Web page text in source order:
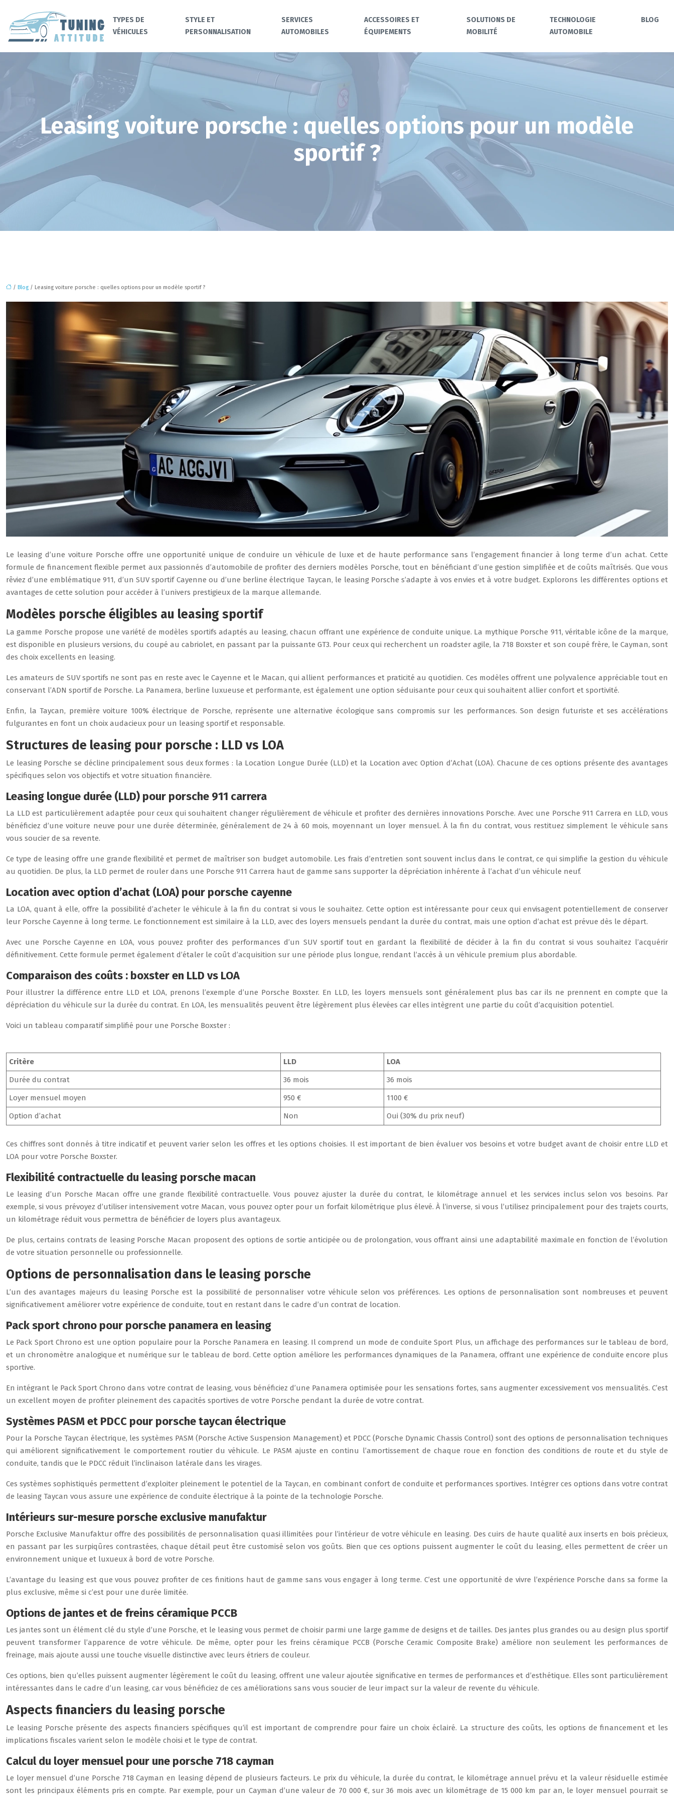
TYPES DE
VÉHICULES
STYLE ET
PERSONNALISATION
SERVICES
AUTOMOBILES
ACCESSOIRES ET
ÉQUIPEMENTS
SOLUTIONS DE
MOBILITÉ
TECHNOLOGIE
AUTOMOBILE
BLOG
Leasing voiture porsche : quelles options pour un modèle
sportif ?
/ Blog / Leasing voiture porsche : quelles options pour un modèle sportif ?
Le leasing d’une voiture Porsche offre une opportunité unique de conduire un véhicule de luxe et de haute performance sans l’engagement financier à long terme d’un achat. Cette
formule de financement flexible permet aux passionnés d’automobile de profiter des derniers modèles Porsche, tout en bénéficiant d’une gestion simplifiée et de coûts maîtrisés. Que vous
rêviez d’une emblématique 911, d’un SUV sportif Cayenne ou d’une berline électrique Taycan, le leasing Porsche s’adapte à vos envies et à votre budget. Explorons les différentes options et
avantages de cette solution pour accéder à l’univers prestigieux de la marque allemande.
Modèles porsche éligibles au leasing sportif
La gamme Porsche propose une variété de modèles sportifs adaptés au leasing, chacun offrant une expérience de conduite unique. La mythique Porsche 911, véritable icône de la marque,
est disponible en plusieurs versions, du coupé au cabriolet, en passant par la puissante GT3. Pour ceux qui recherchent un roadster agile, la 718 Boxster et son coupé frère, le Cayman, sont
des choix excellents en leasing.
Les amateurs de SUV sportifs ne sont pas en reste avec le Cayenne et le Macan, qui allient performances et praticité au quotidien. Ces modèles offrent une polyvalence appréciable tout en
conservant l’ADN sportif de Porsche. La Panamera, berline luxueuse et performante, est également une option séduisante pour ceux qui souhaitent allier confort et sportivité.
Enfin, la Taycan, première voiture 100% électrique de Porsche, représente une alternative écologique sans compromis sur les performances. Son design futuriste et ses accélérations
fulgurantes en font un choix audacieux pour un leasing sportif et responsable.
Structures de leasing pour porsche : LLD vs LOA
Le leasing Porsche se décline principalement sous deux formes : la Location Longue Durée (LLD) et la Location avec Option d’Achat (LOA). Chacune de ces options présente des avantages
spécifiques selon vos objectifs et votre situation financière.
Leasing longue durée (LLD) pour porsche 911 carrera
La LLD est particulièrement adaptée pour ceux qui souhaitent changer régulièrement de véhicule et profiter des dernières innovations Porsche. Avec une Porsche 911 Carrera en LLD, vous
bénéficiez d’une voiture neuve pour une durée déterminée, généralement de 24 à 60 mois, moyennant un loyer mensuel. À la fin du contrat, vous restituez simplement le véhicule sans
vous soucier de sa revente.
Ce type de leasing offre une grande flexibilité et permet de maîtriser son budget automobile. Les frais d’entretien sont souvent inclus dans le contrat, ce qui simplifie la gestion du véhicule
au quotidien. De plus, la LLD permet de rouler dans une Porsche 911 Carrera haut de gamme sans supporter la dépréciation inhérente à l’achat d’un véhicule neuf.
Location avec option d’achat (LOA) pour porsche cayenne
La LOA, quant à elle, offre la possibilité d’acheter le véhicule à la fin du contrat si vous le souhaitez. Cette option est intéressante pour ceux qui envisagent potentiellement de conserver
leur Porsche Cayenne à long terme. Le fonctionnement est similaire à la LLD, avec des loyers mensuels pendant la durée du contrat, mais une option d’achat est prévue dès le départ.
Avec une Porsche Cayenne en LOA, vous pouvez profiter des performances d’un SUV sportif tout en gardant la flexibilité de décider à la fin du contrat si vous souhaitez l’acquérir
définitivement. Cette formule permet également d’étaler le coût d’acquisition sur une période plus longue, rendant l’accès à un véhicule premium plus abordable.
Comparaison des coûts : boxster en LLD vs LOA
Pour illustrer la différence entre LLD et LOA, prenons l’exemple d’une Porsche Boxster. En LLD, les loyers mensuels sont généralement plus bas car ils ne prennent en compte que la
dépréciation du véhicule sur la durée du contrat. En LOA, les mensualités peuvent être légèrement plus élevées car elles intègrent une partie du coût d’acquisition potentiel.
Voici un tableau comparatif simplifié pour une Porsche Boxster :
Critère LLD
LOA
Durée du contrat
36 mois
36 mois
Loyer mensuel moyen
950 €
1100 €
Option d’achat
Non Oui (30% du prix neuf)
Ces chiffres sont donnés à titre indicatif et peuvent varier selon les offres et les options choisies. Il est important de bien évaluer vos besoins et votre budget avant de choisir entre LLD et
LOA pour votre Porsche Boxster.
Flexibilité contractuelle du leasing porsche macan
Le leasing d’un Porsche Macan offre une grande flexibilité contractuelle. Vous pouvez ajuster la durée du contrat, le kilométrage annuel et les services inclus selon vos besoins. Par
exemple, si vous prévoyez d’utiliser intensivement votre Macan, vous pouvez opter pour un forfait kilométrique plus élevé. À l’inverse, si vous l’utilisez principalement pour des trajets courts,
un kilométrage réduit vous permettra de bénéficier de loyers plus avantageux.
De plus, certains contrats de leasing Porsche Macan proposent des options de sortie anticipée ou de prolongation, vous offrant ainsi une adaptabilité maximale en fonction de l’évolution
de votre situation personnelle ou professionnelle.
Options de personnalisation dans le leasing porsche
L’un des avantages majeurs du leasing Porsche est la possibilité de personnaliser votre véhicule selon vos préférences. Les options de personnalisation sont nombreuses et peuvent
significativement améliorer votre expérience de conduite, tout en restant dans le cadre d’un contrat de location.
Pack sport chrono pour porsche panamera en leasing
Le Pack Sport Chrono est une option populaire pour la Porsche Panamera en leasing. Il comprend un mode de conduite Sport Plus, un affichage des performances sur le tableau de bord,
et un chronomètre analogique et numérique sur le tableau de bord. Cette option améliore les performances dynamiques de la Panamera, offrant une expérience de conduite encore plus
sportive.
En intégrant le Pack Sport Chrono dans votre contrat de leasing, vous bénéficiez d’une Panamera optimisée pour les sensations fortes, sans augmenter excessivement vos mensualités. C’est
un excellent moyen de profiter pleinement des capacités sportives de votre Porsche pendant la durée de votre contrat.
Systèmes PASM et PDCC pour porsche taycan électrique
Pour la Porsche Taycan électrique, les systèmes PASM (Porsche Active Suspension Management) et PDCC (Porsche Dynamic Chassis Control) sont des options de personnalisation techniques
qui améliorent significativement le comportement routier du véhicule. Le PASM ajuste en continu l’amortissement de chaque roue en fonction des conditions de route et du style de
conduite, tandis que le PDCC réduit l’inclinaison latérale dans les virages.
Ces systèmes sophistiqués permettent d’exploiter pleinement le potentiel de la Taycan, en combinant confort de conduite et performances sportives. Intégrer ces options dans votre contrat
de leasing Taycan vous assure une expérience de conduite électrique à la pointe de la technologie Porsche.
Intérieurs sur-mesure porsche exclusive manufaktur
Porsche Exclusive Manufaktur offre des possibilités de personnalisation quasi illimitées pour l’intérieur de votre véhicule en leasing. Des cuirs de haute qualité aux inserts en bois précieux,
en passant par les surpiqûres contrastées, chaque détail peut être customisé selon vos goûts. Bien que ces options puissent augmenter le coût du leasing, elles permettent de créer un
environnement unique et luxueux à bord de votre Porsche.
L’avantage du leasing est que vous pouvez profiter de ces finitions haut de gamme sans vous engager à long terme. C’est une opportunité de vivre l’expérience Porsche dans sa forme la
plus exclusive, même si c’est pour une durée limitée.
Options de jantes et de freins céramique PCCB
Les jantes sont un élément clé du style d’une Porsche, et le leasing vous permet de choisir parmi une large gamme de designs et de tailles. Des jantes plus grandes ou au design plus sportif
peuvent transformer l’apparence de votre véhicule. De même, opter pour les freins céramique PCCB (Porsche Ceramic Composite Brake) améliore non seulement les performances de
freinage, mais ajoute aussi une touche visuelle distinctive avec leurs étriers de couleur.
Ces options, bien qu’elles puissent augmenter légèrement le coût du leasing, offrent une valeur ajoutée significative en termes de performances et d’esthétique. Elles sont particulièrement
intéressantes dans le cadre d’un leasing, car vous bénéficiez de ces améliorations sans vous soucier de leur impact sur la valeur de revente du véhicule.
Aspects financiers du leasing porsche
Le leasing Porsche présente des aspects financiers spécifiques qu’il est important de comprendre pour faire un choix éclairé. La structure des coûts, les options de financement et les
implications fiscales varient selon le modèle choisi et le type de contrat.
Calcul du loyer mensuel pour une porsche 718 cayman
Le loyer mensuel d’une Porsche 718 Cayman en leasing dépend de plusieurs facteurs. Le prix du véhicule, la durée du contrat, le kilométrage annuel prévu et la valeur résiduelle estimée
sont les principaux éléments pris en compte. Par exemple, pour un Cayman d’une valeur de 70 000 €, sur 36 mois avec un kilométrage de 15 000 km par an, le loyer mensuel pourrait se